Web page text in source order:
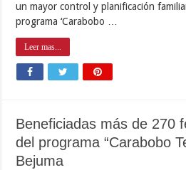
un mayor control y planificación
programa ‘Carabobo …
Leer mas...
Beneficiadas más de 270
del programa “Carabobo
Bejuma